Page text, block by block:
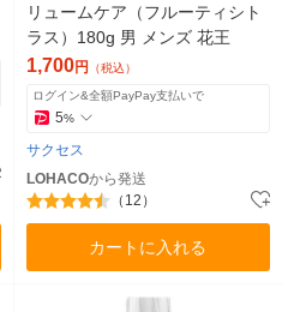
リュームケア（フルーティシト
ラス）180g 男 メンズ 花王
1,700円 （税込）
ログイン&全額PayPay支払いで
5%
サクセス
LOHACOから発送
（12）
カートに入れる